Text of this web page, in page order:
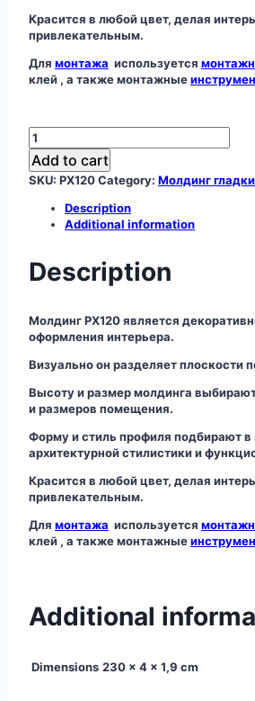
Красится в любой цвет, делая
привлекательным.
Для монтажа используется
клей , а также монтажные
Молдинг
PX120
quantity
Add to cart
SKU: PX120Category: Молдинг
Description
Additional information
Description
Молдинг PX120 является
оформления интерьера.
Визуально он разделяет плоскости
Высоту и размер молдинга
и размеров помещения.
Форму и стиль профиля подбирают в
архитектурной стилистики и
Красится в любой цвет, делая
привлекательным.
Для монтажа используется
клей , а также монтажные
Additional
Dimensions 230 × 4 × 1,9 cm